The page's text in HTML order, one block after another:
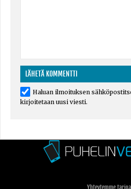
Haluan ilmoituksen
kirjoitetaan uusi viesti.
Yhteytemme